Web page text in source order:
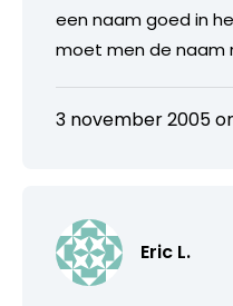
een naam goed in
moet men de naam
3 november 2005
Eric L.